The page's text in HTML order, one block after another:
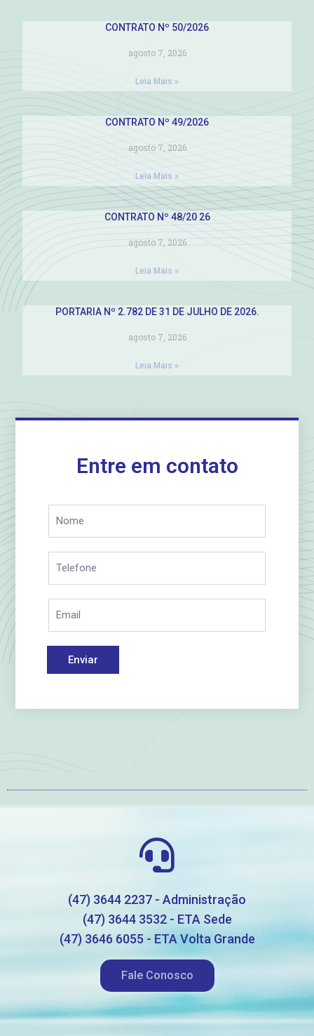
CONTRATO Nº 50/2026
agosto 7, 2026
Leia Mais »
CONTRATO Nº 49/2026
agosto 7, 2026
Leia Mais »
CONTRATO Nº 48/20 26
agosto 7, 2026
Leia Mais »
PORTARIA Nº 2.782 DE 31 DE JULHO DE 2026.
agosto 7, 2026
Leia Mais »
Entre em contato
Enviar
(47) 3644 2237 - Administração
(47) 3644 3532 - ETA Sede
(47) 3646 6055 - ETA Volta Grande
Fale Conosco